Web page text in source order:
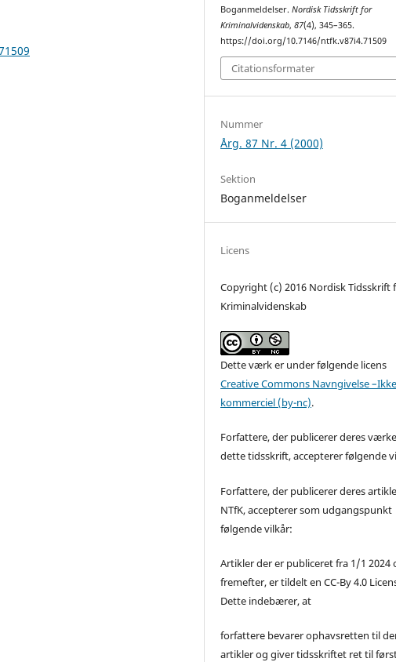
Boganmeldelser.Nordisk Tidsskrift for
Kriminalvidenskab,87(4), 345–365.
https://doi.org/10.7146/ntfk.v87i4.71509
Citationsformater
Nummer
Årg. 87 Nr. 4 (2000)
Sektion
Boganmeldelser
Licens
Copyright (c) 2016 Nordisk Tidsskrift
Kriminalvidenskab
Dette værk er under følgende licens
Creative Commons Navngivelse
kommerciel (by-nc).
Forfattere, der publicerer deres
dette tidsskrift, accepterer følgende
Forfattere, der publicerer deres
NTfK, accepterer som udgangspunkt
følgende vilkår:
Artikler der er publiceret fra 1/1 2024
fremefter, er tildelt en CC-By 4.0
Dette indebærer, at
forfattere bevarer ophavsretten til
artikler og giver tidsskriftet ret til